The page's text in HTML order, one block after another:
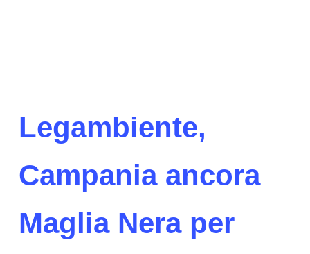
Legambiente,
Campania ancora
Maglia Nera per